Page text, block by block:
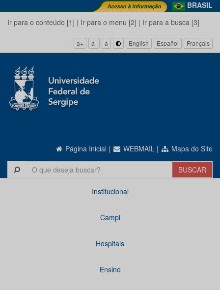
BRASIL
Ir para o conteúdo [1] | Ir para o menu [2] | Ir para a busca [3]
a+ a- a English Español Français
Página Inicial | WEBMAIL | Mapa do Site
Institucional
Campi
Hospitais
Ensino